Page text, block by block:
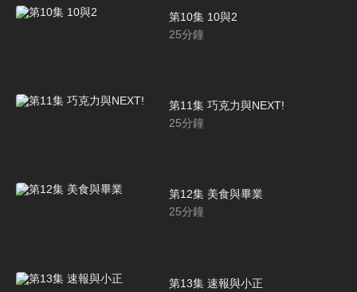
第10集 10與2
25分鐘
第11集 巧克力與NEXT!
25分鐘
第12集 美食與畢業
25分鐘
第13集 速報與小正